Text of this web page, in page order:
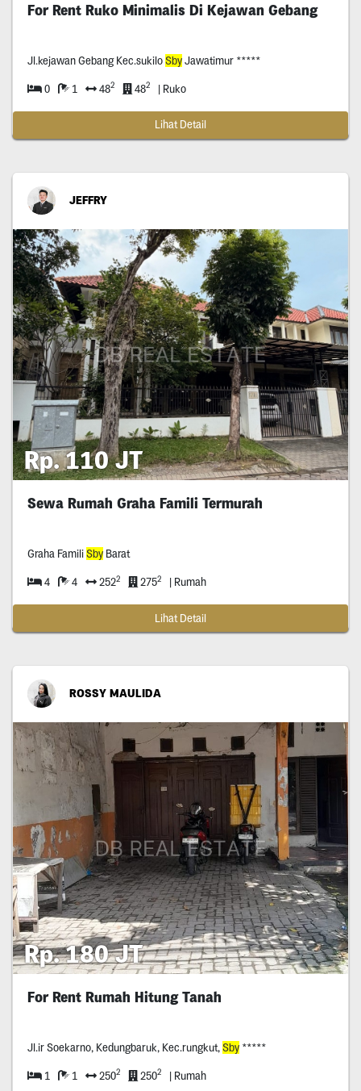
For Rent Ruko Minimalis Di Kejawan Gebang
Jl.kejawan Gebang Kec.sukiloSbyJawatimur *****
0 1 482 482 | Ruko
Lihat Detail
JEFFRY
Rp. 110 JT
Sewa Rumah Graha Famili Termurah
Graha FamiliSbyBarat
4 4 2522 2752 | Rumah
Lihat Detail
ROSSY MAULIDA
Rp. 180 JT
For Rent Rumah Hitung Tanah
Jl.ir Soekarno, Kedungbaruk, Kec.rungkut,Sby*****
1 1 2502 2502 | Rumah